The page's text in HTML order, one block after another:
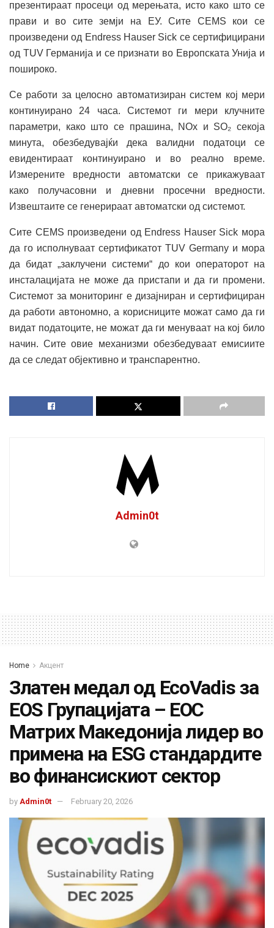
презентираат просеци од мерењата, исто како што се
прави и во сите земји на ЕУ. Сите CEMS кои се
произведени од Endress Hauser Sick се сертифицирани
од TUV Германија и се признати во Европската Унија и
пошироко.
Се работи за целосно автоматизиран систем кој мери
континуирано 24 часа. Системот ги мери клучните
параметри, како што се прашина, NOx и SO₂ секоја
минута, обезбедувајќи дека валидни податоци се
евидентираат континуирано и во реално време.
Измерените вредности автоматски се прикажуваат
како получасовни и дневни просечни вредности.
Извештаите се генерираат автоматски од системот.
Сите CEMS произведени од Endress Hauser Sick мора
да го исполнуваат сертификатот TUV Germany и мора
да бидат „заклучени системи“ до кои операторот на
инсталацијата не може да пристапи и да ги промени.
Системот за мониторинг е дизајниран и сертифициран
да работи автономно, а корисниците можат само да ги
видат податоците, не можат да ги менуваат на кој било
начин. Сите овие механизми обезбедуваат емисиите
да се следат објективно и транспарентно.
Admin0t
Home Акцент
Златен медал од EcoVadis за
EOS Групацијата – ЕОС
Матрих Македонија лидер во
примена на ESG стандардите
во финансискиот сектор
by Admin0t February 20, 2026